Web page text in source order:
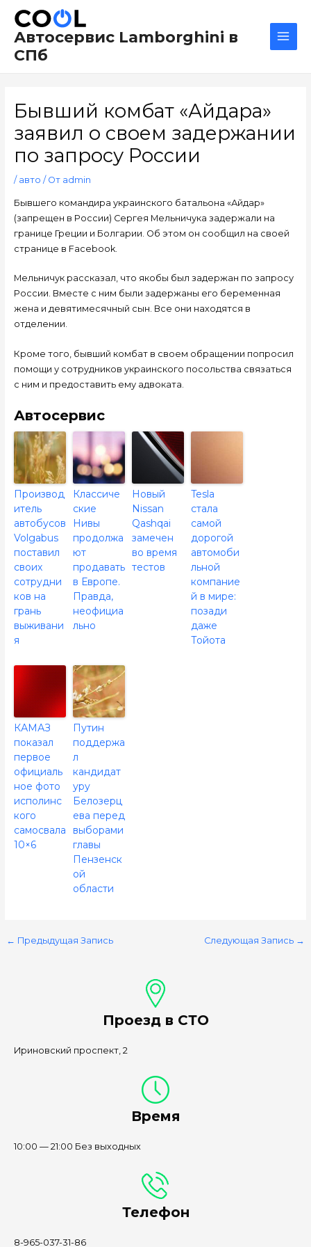
содержимому
Автосервис Lamborghini в
СПб
Бывший комбат «Айдара»
заявил о своем задержании
по запросу России
/ авто / От admin
Бывшего командира украинского батальона «Айдар»
(запрещен в России) Сергея Мельничука задержали на
границе Греции и Болгарии. Об этом он сообщил на своей
странице в Facebook.
Мельничук рассказал, что якобы был задержан по запросу
России. Вместе с ним были задержаны его беременная
жена и девятимесячный сын. Все они находятся в
отделении.
Кроме того, бывший комбат в своем обращении попросил
помощи у сотрудников украинского посольства связаться
с ним и предоставить ему адвоката.
Автосервис
Производ
итель
автобусов
Volgabus
поставил
своих
сотрудни
ков на
грань
выживани
я
Классиче
ские
Нивы
продолжа
ют
продавать
в Европе.
Правда,
неофициа
льно
Новый
Nissan
Qashqai
замечен
во время
тестов
Tesla
стала
самой
дорогой
автомоби
льной
компание
й в мире:
позади
даже
Тойота
КАМАЗ
показал
первое
официаль
ное фото
исполинс
кого
самосвала
10×6
Путин
поддержа
л
кандидат
уру
Белозерц
ева перед
выборами
главы
Пензенск
ой
области
по
записям
← Предыдущая Запись Следующая Запись →
Проезд в СТО
Ириновский проспект, 2
Время
10:00 — 21:00 Без выходных
Телефон
8-965-037-31-86